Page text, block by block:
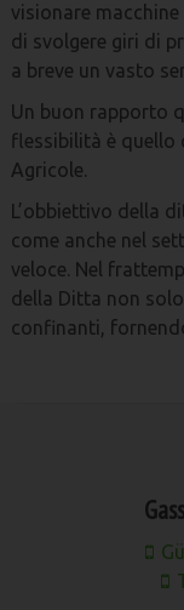
visionare
di svolgere giri di
a breve un vasto
Un buon rapporto
flessibilità è quello
Agricole.
L’obbiettivo della
come anche nel
veloce. Nel
della Ditta non
confinanti,